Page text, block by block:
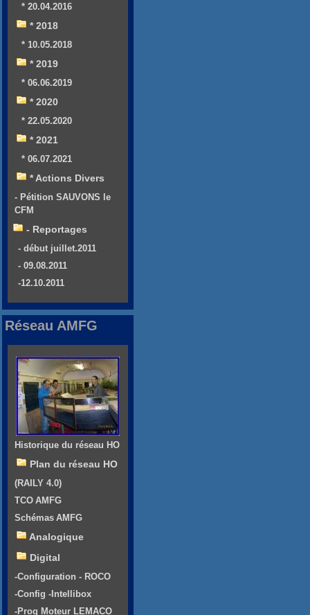
* 20.04.2016
* 2018
* 10.05.2018
* 2019
* 06.06.2019
* 2020
* 22.05.2020
* 2021
* 06.07.2021
* Actions Divers
- Pétition SAUVONS le
CFM
- Reportages
- début juillet.2011
- 09.08.2011
-12.10.2011
Réseau AMFG
Historique du réseau HO
Plan du réseau HO
(RAILY 4.0)
TCO AMFG
Schémas AMFG
Analogique
Digital
-Configuration - ROCO
-Config -Intellibox
-Prog Moteur LEMACO